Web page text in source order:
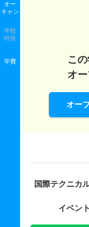
オー
キャン
学校
特長
学費
こ
オ
オー
国際テクニカ
イベン